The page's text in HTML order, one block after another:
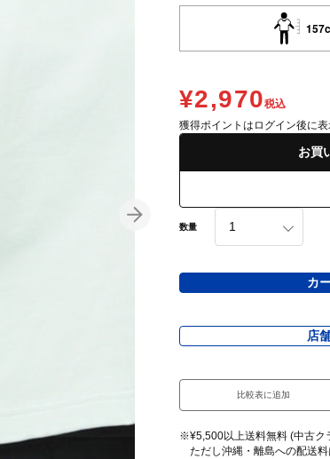
¥2,970税込
獲得ポイントはログイン後に表
お買
数量
カ
店
比較表に追加
※¥5,500以上送料無料 (中古ク
ただし沖縄・離島への配送料